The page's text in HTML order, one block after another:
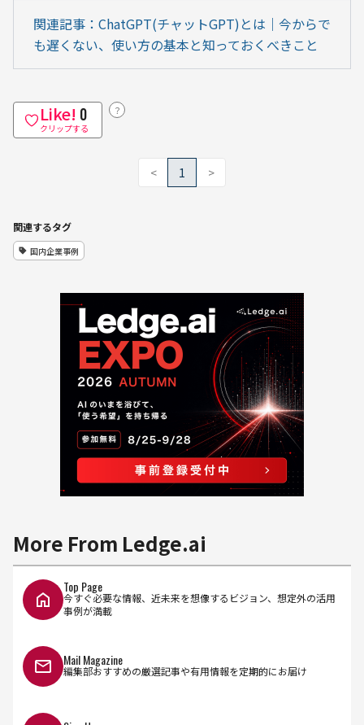
関連記事：ChatGPT(チャットGPT)とは｜今からで
も遅くない、使い方の基本と知っておくべきこと
Like! 0
クリップする
？
< 1 >
関連するタグ
国内企業事例
More From Ledge.ai
Top Page
今すぐ必要な情報、近未来を想像するビジョン、想定外の活用
事例が満載
Mail Magazine
編集部おすすめの厳選記事や有用情報を定期的にお届け